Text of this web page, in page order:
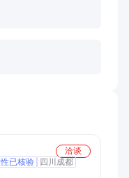
洽谈
已核验
四川成都